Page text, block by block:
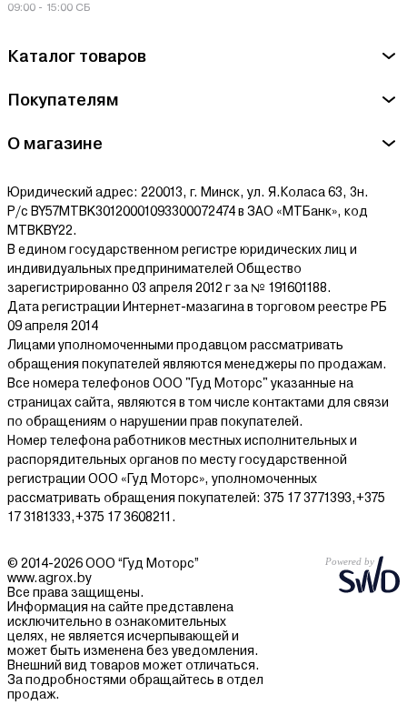
Каталог товаров
Покупателям
О магазине
Юридический адрес: 220013, г. Минск, ул. Я.Коласа 63, 3н.
Р/с BY57MTBK30120001093300072474 в ЗАО «МТБанк», код
MTBKBY22.
В едином государственном регистре юридических лиц и
индивидуальных предпринимателей Общество
зарегистрированно 03 апреля 2012 г за № 191601188.
Дата регистрации Интернет-мазагина в торговом реестре РБ
09 апреля 2014
Лицами уполномоченными продавцом рассматривать
обращения покупателей являются менеджеры по продажам.
Все номера телефонов ООО "Гуд Моторс" указанные на
страницах сайта, являются в том числе контактами для связи
по обращениям о нарушении прав покупателей.
Номер телефона работников местных исполнительных и
распорядительных органов по месту государственной
регистрации ООО «Гуд Моторс», уполномоченных
рассматривать обращения покупателей: 375 17 3771393,+375
17 3181333,+375 17 3608211.
09:00 - 15:00 СБ
© 2014-2026 ООО “Гуд Моторс”
www.agrox.by
Все права защищены.
Информация на сайте представлена
исключительно в ознакомительных
целях, не является исчерпывающей и
может быть изменена без уведомления.
Внешний вид товаров может отличаться.
За подробностями обращайтесь в отдел
продаж.